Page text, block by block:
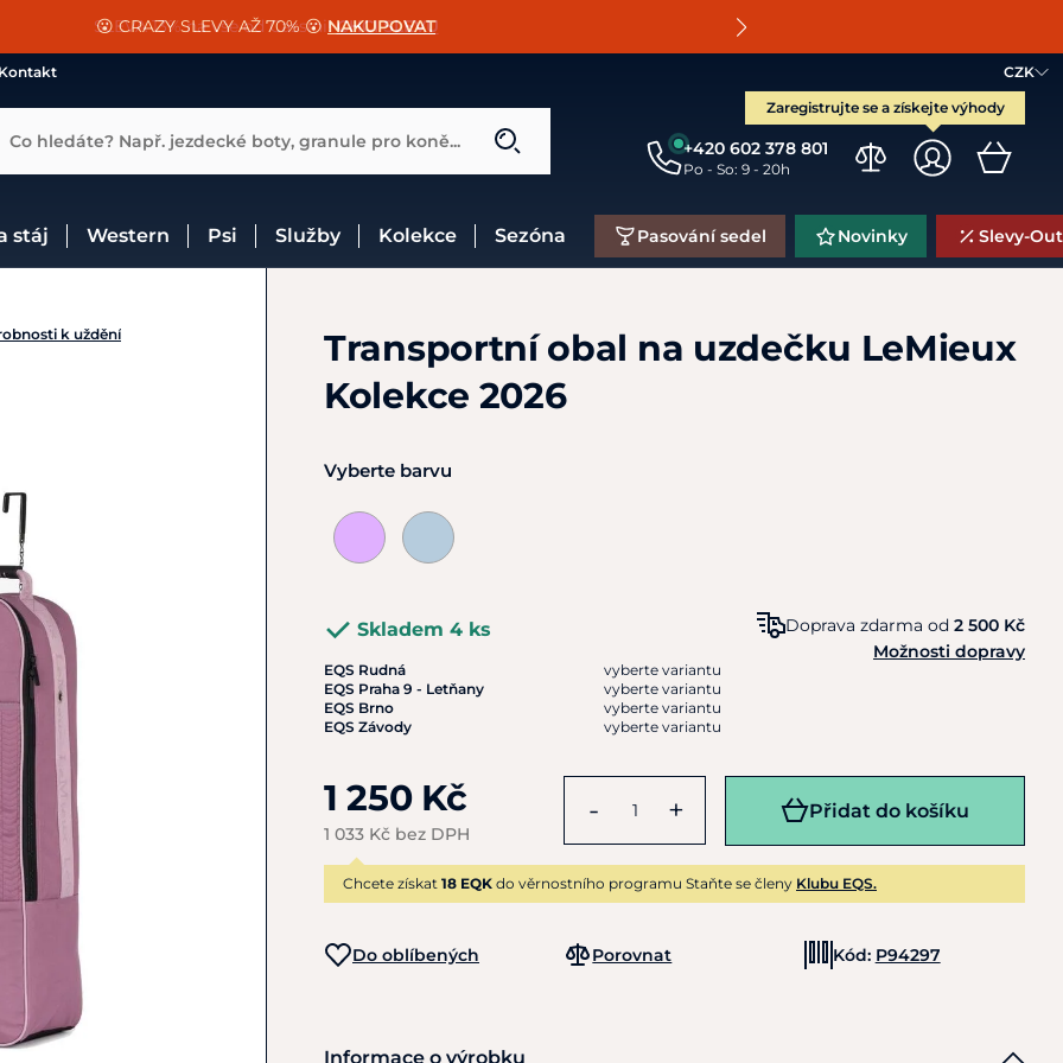
SLEVA 13% na vše od Cassini! CHCI SLEVU
😮 CRAZY SLEVY AŽ 70% 😮 NAKUPOVAT
a doplňky k vybraným sedlům ZDARMA 🐴
CZK
Zaregistrujte se a získejte výhody
+420 602 378 801
Po - So: 9 - 20h
Co hledáte? Např. jezdecké boty, granule pro koně...
stáj Western Psi Služby Kolekce Sezóna Pasování sedel Novinky Slevy-
k uždění
Transportní obal na uzdečku LeMieux
Kolekce 2026
Vyberte barvu
Skladem 4 ks
EQS Rudná
vyberte variantu
EQS Praha 9 - Letňany
vyberte variantu
EQS Brno
vyberte variantu
EQS Závody
vyberte variantu
Doprava zdarma od 2 500 Kč
Možnosti dopravy
1 250 Kč
1 033 Kč bez DPH
- + Přidat do košíku
Chcete získat 18 EQK do věrnostního programu Staňte se členy Klubu EQS.
Do oblíbených Porovnat Kód: P94297
Informace o výrobku